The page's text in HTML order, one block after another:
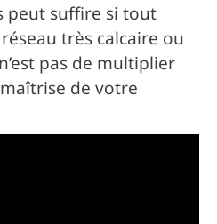
peut suffire si tout
très calcaire ou
pas de multiplier
de votre